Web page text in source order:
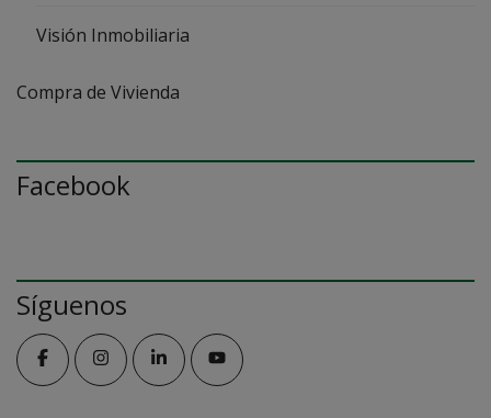
Visión Inmobiliaria
Compra de Vivienda
Facebook
Síguenos